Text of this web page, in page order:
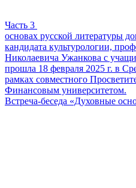
Часть 3
основах русской литературы
кандидата культурологии,
Николаевича Ужанкова с
прошла 18 февраля 2025 г. в
рамках совместного
Финансовым университетом.
Встреча-беседа «Духовные